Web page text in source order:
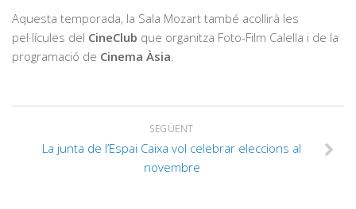
Aquesta temporada, la Sala Mozart també acollirà les
pel·lícules del CineClub que organitza Foto-Film Calella i de la
programació de Cinema Àsia
SEGÜENT
La junta de l’Espai Caixa vol celebrar eleccions al
novembre